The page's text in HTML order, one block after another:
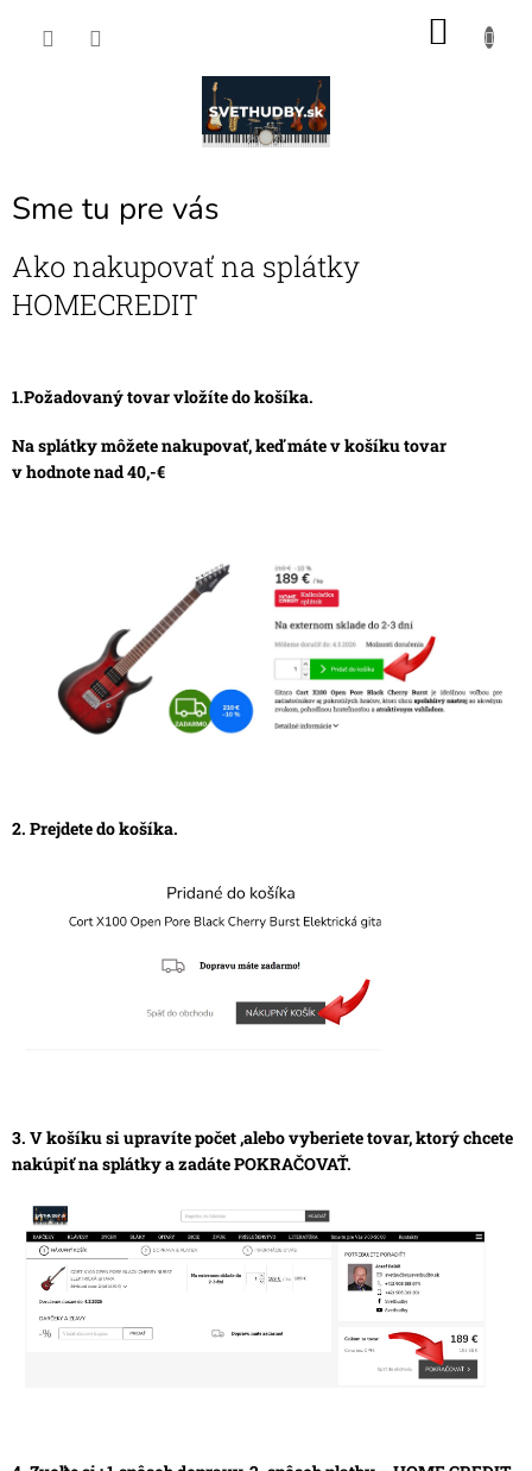
Sme tu pre vás
V
ý
p
č
á
n
Ako nakupovať na splátky
HOMECREDIT
1.Požadovaný tovar vložíte do košíka.
Na splátky môžete nakupovať, keď máte v košíku tovar
v hodnote nad 40,-€
2. Prejdete do košíka.
3. V košíku si upravíte počet ,alebo vyberiete tovar, ktorý chcete
nakúpiť na splátky a zadáte POKRAČOVAŤ.